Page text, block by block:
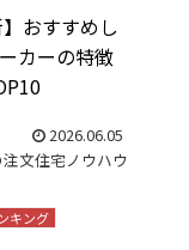
】おすすめし
カーの特徴
2026.06.05
文住宅ノウハウ
キング